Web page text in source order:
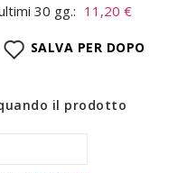
30 gg.: 11,20 €
SALVA PER DOPO
il prodotto